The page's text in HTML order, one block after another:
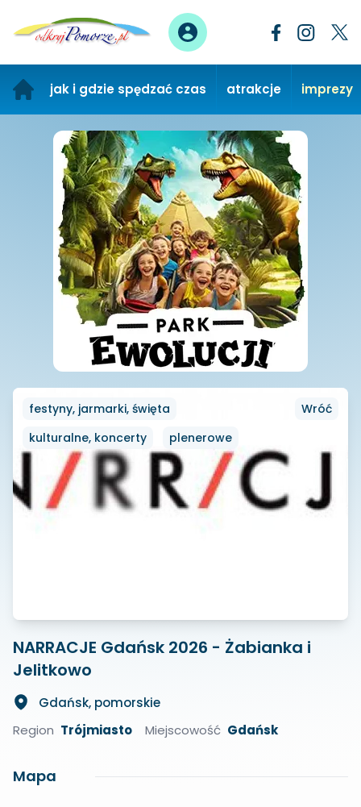
jak i gdzie spędzać czas atrakcje imprezy
festyny, jarmarki, święta
kulturalne, koncerty
plenerowe
Wróć
NARRACJE Gdańsk 2026 - Żabianka i
Jelitkowo
Gdańsk, pomorskie
Region Trójmiasto Miejscowość Gdańsk
Mapa